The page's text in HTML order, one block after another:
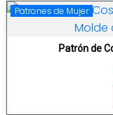
Patrones de Mujer
Patrón de